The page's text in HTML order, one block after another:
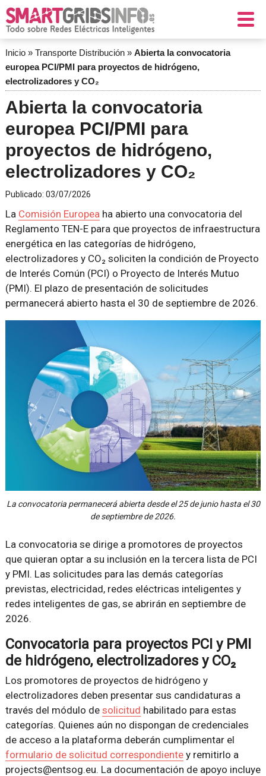
Inicio» Transporte Distribución» Abierta la convocatoria
europea PCI/PMI para proyectos de hidrógeno,
electrolizadores y CO₂
Abierta la convocatoria
europea PCI/PMI para
proyectos de hidrógeno,
electrolizadores y CO₂
Publicado: 03/07/2026
La Comisión Europeaha abierto una convocatoria del
Reglamento TEN-E para que proyectos de infraestructura
energética en las categorías de hidrógeno,
electrolizadores y CO₂ soliciten la condición de Proyecto
de Interés Común (PCI) o Proyecto de Interés Mutuo
(PMI). El plazo de presentación de solicitudes
permanecerá abierto hasta el 30 de septiembre de 2026.
La convocatoria permanecerá abierta desde el 25 de junio hasta el 30
de septiembre de 2026.
La convocatoria se dirige a promotores de proyectos
que quieran optar a su inclusión en la tercera lista de PCI
y PMI. Las solicitudes para las demás categorías
previstas, electricidad, redes eléctricas inteligentes y
redes inteligentes de gas, se abrirán en septiembre de
2026.
Convocatoria para proyectos PCI y PMI
de hidrógeno, electrolizadores y CO₂
Los promotores de proyectos de hidrógeno y
electrolizadores deben presentar sus candidaturas a
través del módulo de solicitud habilitado para estas
categorías. Quienes aún no dispongan de credenciales
de acceso a la plataforma deberán cumplimentar el
formulario de solicitud correspondientey remitirlo a
projects@entsog.eu. La documentación de apoyo incluye